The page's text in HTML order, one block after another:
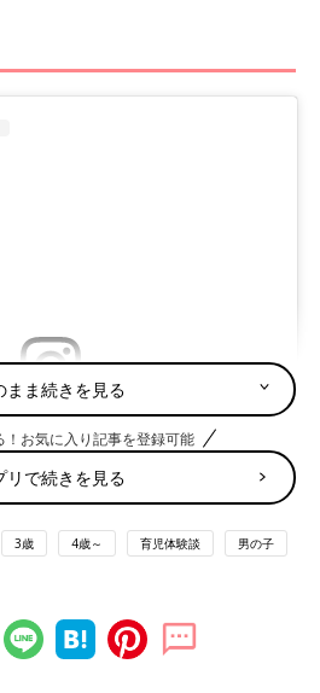
をInstagramで見る
まま続きを見る
！お気に入り記事を登録可能
リで続きを見る
3歳 4歳～ 育児体験談 男の子